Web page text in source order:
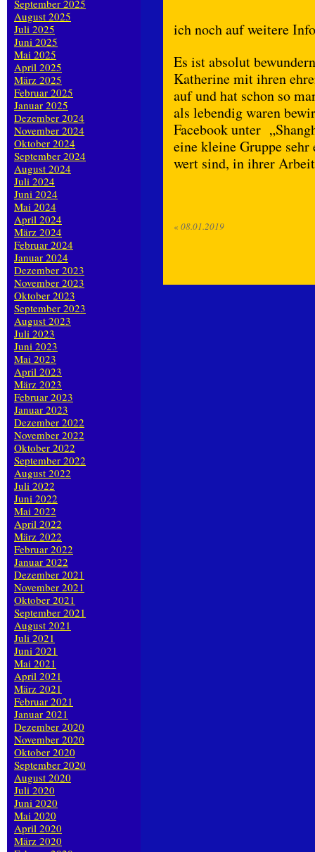
ich noch auf weitere
Es ist absolut
Katherine mit ihren
auf und hat schon so
als lebendig waren
Facebook unter
eine kleine Gruppe
wert sind, in ihrer
« 08.01.2019
September 2025
August 2025
Juli 2025
Juni 2025
Mai 2025
April 2025
März 2025
Februar 2025
Januar 2025
Dezember 2024
November 2024
Oktober 2024
September 2024
August 2024
Juli 2024
Juni 2024
Mai 2024
April 2024
März 2024
Februar 2024
Januar 2024
Dezember 2023
November 2023
Oktober 2023
September 2023
August 2023
Juli 2023
Juni 2023
Mai 2023
April 2023
März 2023
Februar 2023
Januar 2023
Dezember 2022
November 2022
Oktober 2022
September 2022
August 2022
Juli 2022
Juni 2022
Mai 2022
April 2022
März 2022
Februar 2022
Januar 2022
Dezember 2021
November 2021
Oktober 2021
September 2021
August 2021
Juli 2021
Juni 2021
Mai 2021
April 2021
März 2021
Februar 2021
Januar 2021
Dezember 2020
November 2020
Oktober 2020
September 2020
August 2020
Juli 2020
Juni 2020
Mai 2020
April 2020
März 2020